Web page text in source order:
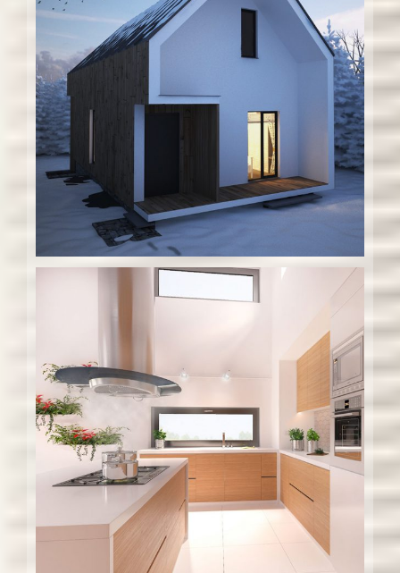
Rekonštrukcia chaty – Podkerepušky
Interiér rodinného domu – c